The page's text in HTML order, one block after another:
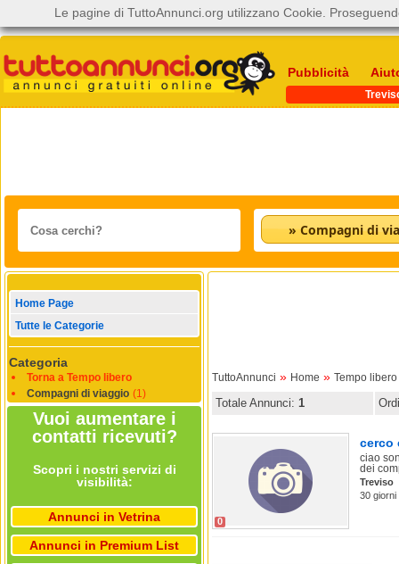
Pubblicità
» Compagni di
Home Page
Tutte le Categorie
Categoria
Torna a Tempo libero
Compagni di viaggio (1)
Vuoi aumentare i
contatti ricevuti?
Scopri i nostri servizi di
visibilità:
Annunci in Vetrina
Annunci in Premium List
TuttoAnnunci » Home » Tempo libero
Totale Annunci: 1
0
cerco
ciao
dei
Treviso
30 giorni
Le pagine di TuttoAnnunci.org utilizzano Cookie.